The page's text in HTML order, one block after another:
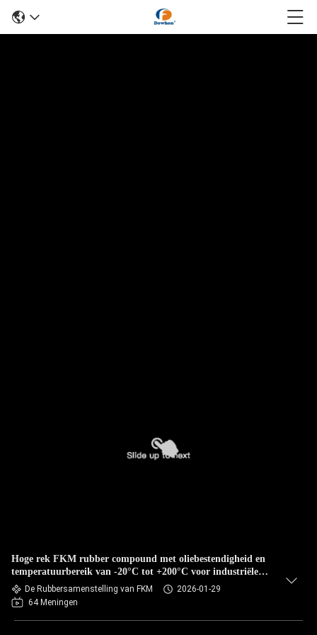
Hoge rek FKM rubber compound met oliebestendigheid en
temperatuurbereik van -20°C tot +200°C voor industriële
toepassingen
De Rubbersamenstelling van FKM
2026-01-29
64 Meningen